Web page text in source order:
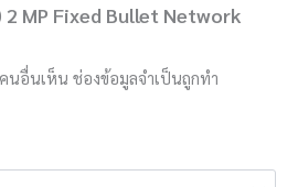
2 MP Fixed Bullet Network
นอื่นเห็น ช่องข้อมูลจำเป็นถูกทำ